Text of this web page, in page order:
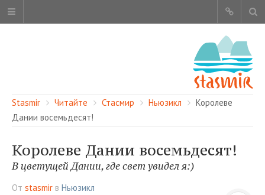
ОБ ЭТОМ САЙТЕ
Stasmir Читайте Стасмир Ньюзикл
Королеве
Дании восемьдесят!
Королеве Дании восемьдесят!
В цветущей Дании, где свет увидел я:)
От stasmir в Ньюзикл